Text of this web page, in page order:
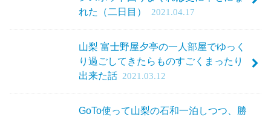
れた（二日目）
2021.04.17
山梨 富士野屋夕亭の一人部屋でゆっく
り過ごしてきたらものすごくまったり
出来た話 2021.03.12
GoTo使って山梨の石和一泊しつつ、勝